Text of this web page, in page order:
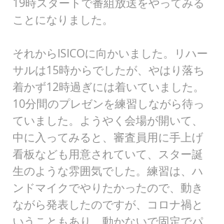
ことになりました。
それからISICOに向かいました。リハー
サルは15時からでしたが、やはり落ち
着かず12時過ぎには着いていました。
10分間のプレゼンを練習しながら待っ
ていました。ようやく会場が開いて、
中に入ってみると、審査員用に手上げ
看板なども用意されていて、スター誕
生のような雰囲気でした。練習は、ハ
ンドマイクでやりたかったので、動き
ながら発表したのですが、コロナ禍と